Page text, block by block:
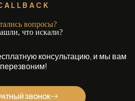
вопросы?
что искали?
консультацию, и мы вам
перезвоним!
ЗВОНОК